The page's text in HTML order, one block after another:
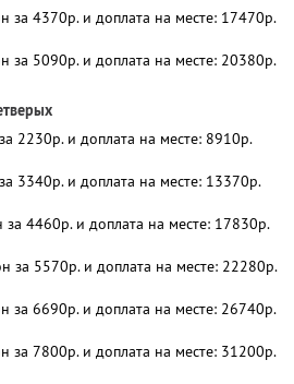
за 4370р. и доплата на месте: 17470р.
за 5090р. и доплата на месте: 20380р.
2230р. и доплата на месте: 8910р.
3340р. и доплата на месте: 13370р.
4460р. и доплата на месте: 17830р.
за 5570р. и доплата на месте: 22280р.
за 6690р. и доплата на месте: 26740р.
за 7800р. и доплата на месте: 31200р.